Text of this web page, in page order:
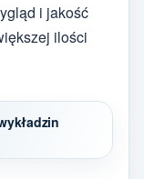
i jakość
ilości